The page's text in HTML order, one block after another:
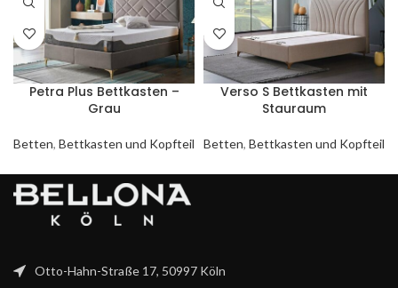
Petra Plus Bettkasten –
Grau
Betten, Bettkasten und Kopfteil
Verso S Bettkasten mit
Stauraum
Betten, Bettkasten und Kopfteil
Otto-Hahn-Straße 17, 50997 Köln